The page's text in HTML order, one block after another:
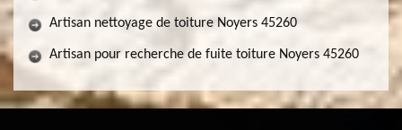
Artisan nettoyage de toiture Noyers 45260
Artisan pour recherche de fuite toiture Noyers 45260